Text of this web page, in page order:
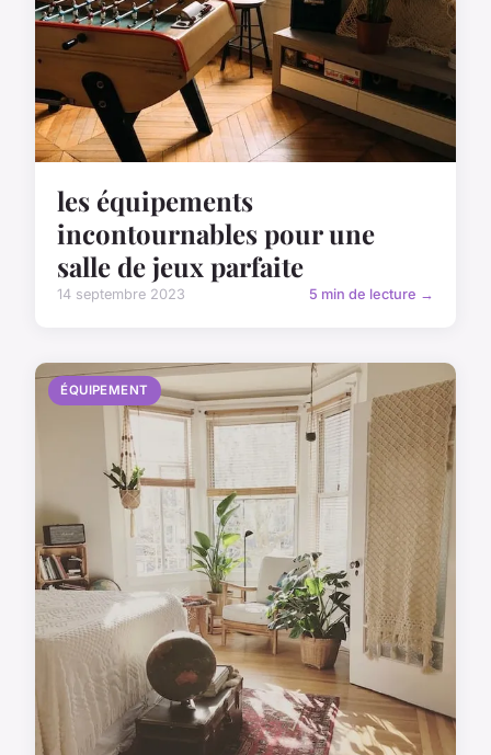
les équipements
incontournables pour une
salle de jeux parfaite
14 septembre 2023 5 min de lecture →
ÉQUIPEMENT